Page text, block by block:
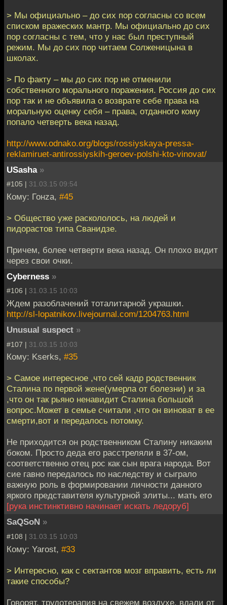
> Мы официально – до сих пор согласны со всем
списком вражеских мантр. Мы официально до сих
пор согласны с тем, что у нас был преступный
режим. Мы до сих пор читаем Солженицына в
школах.
> По факту – мы до сих пор не отменили
собственного морального поражения. Россия до сих
пор так и не объявила о возврате себе права на
моральную оценку себя – права, отданного кому
попало четверть века назад.
http://www.odnako.org/blogs/rossiyskaya-pressa-
reklamiruet-antirossiyskih-geroev-polshi-kto-vinovat/
USasha »
#105 | 31.03.15 09:54
Кому: Гонzа, #45
> Общество уже раскололось, на людей и
пидорастов типа Сванидзе.
Причем, более четверти века назад. Он плохо видит
через свои очки.
Cyberness »
#106 | 31.03.15 10:03
Ждем разоблачений тоталитарной украшки.
http://sl-lopatnikov.livejournal.com/1204763.html
Unusual suspect »
#107 | 31.03.15 10:03
Кому: Kserks, #35
> Самое интересное ,что сей кадр родственник
Сталина по первой жене(умерла от болезни) и за
,что он так рьяно ненавидит Сталина большой
вопрос.Может в семье считали ,что он виноват в ее
смерти,вот и передалось потомку.
Не приходится он родственником Сталину никаким
боком. Просто деда его расстреляли в 37-ом,
соответственно отец рос как сын врага народа. Вот
сие гавно передалось по наследству и сыграло
важную роль в формировании личности данного
яркого представителя культурной элиты... мать его
[рука инстинктивно начинает искать ледоруб]
SaQSoN »
#108 | 31.03.15 10:03
Кому: Yarost, #33
> Интересно, как с сектантов мозг вправить, есть ли
такие способы?
Говорят, трудотерапия на свежем воздухе, вдали от